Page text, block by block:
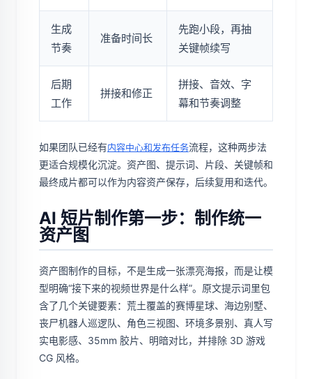
生成
节奏
准备时间长
先跑小段，再抽
关键帧续写
后期
工作
拼接和修正
拼接、音效、字
幕和节奏调整
如果团队已经有内容中心和发布任务流程，这种两步法
更适合规模化沉淀。资产图、提示词、片段、关键帧和
最终成片都可以作为内容资产保存，后续复用和迭代。
AI 短片制作第一步：制作统一
资产图
资产图制作的目标，不是生成一张漂亮海报，而是让模
型明确“接下来的视频世界是什么样”。原文提示词里包
含了几个关键要素：荒土覆盖的赛博星球、海边别墅、
丧尸机器人巡逻队、角色三视图、环境多景别、真人写
实电影感、35mm 胶片、明暗对比，并排除 3D 游戏
CG 风格。